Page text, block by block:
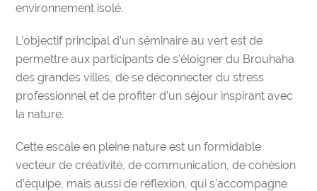
environnement isolé.
L’objectif principal d’unséminaire au vertest de
permettre aux participants des’éloigner du Brouhaha
des grandes villes , de sedéconnecter du stress
professionnel et de profiter d’un séjour inspirant avec
la nature.
Cette escale en pleine nature est un formidable
vecteur de créativité, de communication, de cohésion
d’équipe, mais aussi de réflexion, qui s’accompagne